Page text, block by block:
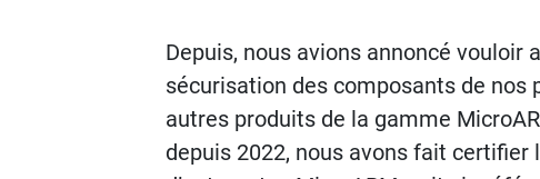
Depuis, nous avions annoncé
sécurisation des composants de nos
autres produits de la gamme
depuis 2022, nous avons fait